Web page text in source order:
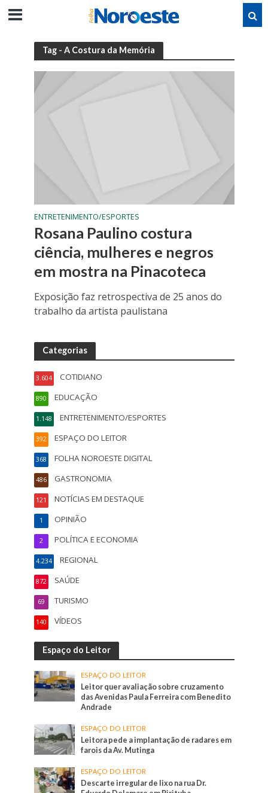
Tag - A Costura da Memória
ENTRETENIMENTO/ESPORTES
Rosana Paulino costura
ciência, mulheres e negros
em mostra na Pinacoteca
Exposição faz retrospectiva de 25 anos do
trabalho da artista paulistana
Categorias
COTIDIANO
3.604
EDUCAÇÃO
890
ENTRETENIMENTO/ESPORTES
1.148
ESPAÇO DO LEITOR
392
FOLHA NOROESTE DIGITAL
368
GASTRONOMIA
486
NOTÍCIAS EM DESTAQUE
121
OPINIÃO
1
POLÍTICA E ECONOMIA
2
REGIONAL
4.234
SAÚDE
872
TURISMO
69
VÍDEOS
140
Espaço do Leitor
ESPAÇO DO LEITOR
Leitor quer avaliação sobre cruzamento
das Avenidas Paula Ferreira com Benedito
Andrade
ESPAÇO DO LEITOR
Leitora pede a implantação de radares em
farois da Av. Mutinga
ESPAÇO DO LEITOR
Descarte irregular de lixo na rua Dr.